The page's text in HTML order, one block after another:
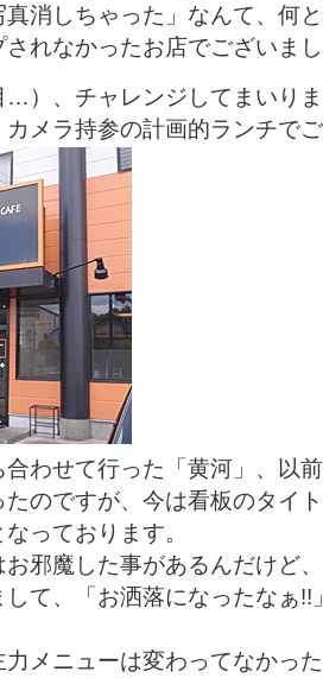
消しちゃった」なんて、何
れなかったお店でございま
…）、チャレンジしてまいり
カメラ持参の計画的ランチで
合わせて行った「黄河」、以
たのですが、今は看板のタイ
っております。
邪魔した事があるんだけど
して、「お洒落になったなぁ!!
力メニューは変わってなかっ